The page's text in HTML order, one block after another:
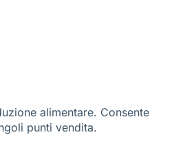
alimentare. Consente
punti vendita.